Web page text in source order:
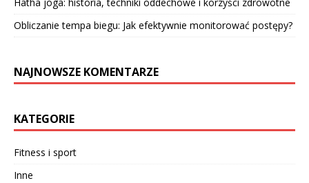
Obliczanie tempa biegu: Jak efektywnie monitorować postępy?
NAJNOWSZE KOMENTARZE
KATEGORIE
Fitness i sport
Inne